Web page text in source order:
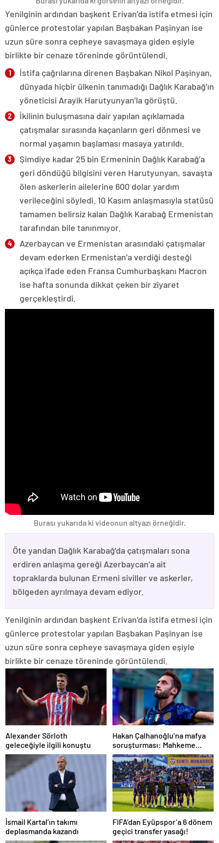
Yenilginin ardından başkent Erivan’da istifa etmesi için
günlerce protestolar yapılan Başbakan Paşinyan ise
uzun süre sonra cepheye savaşmaya giden eşiyle
birlikte bir cenaze töreninde görüntülendi.
İstifa çağrılarına direnen Başbakan Nikol Paşinyan,
dünyada hiçbir ülkenin tanımadığı Dağlık Karabağ’ın
yöneticisi Arayik Harutyunyan’la görüştü.
İkilinin buluşmasına dair yapılan açıklamada
çatışmalar sırasında kaçanların geri dönmesi ve
normal yaşamın başlaması masaya yatırıldı.
Şimdiye kadar 25 bin Ermeninin Dağlık Karabağ’a
geri döndüğü bilgisini veren Harutyunyan, savaşta
ölen askerlerin ailelerine 600 dolar yardım
verileceğini söyledi. 10 Kasım anlaşmasıyla statüsü
tamamen belirsiz kalan Dağlık Karabağ Ermenistan
tarafından bile tanınmıyor.
Azerbaycan ve Ermenistan arasındaki çatışmalar
devam ederken Ermenistan’a verdiği desteği
açıkça ifade eden Fransa Cumhurbaşkanı Macron
ise hafta sonunda dikkat çeken bir ziyaret
gerçekleştirdi.
Burası yukarıda ki videonun altyazı örneğidir.
Öte yandan Dağlık Karabağ’da çatışmaları sona
erdiren anlaşma gereği Azerbaycan’a ait
topraklarda bulunan Ermeni siviller ve askerler,
bölgeden ayrılmaya devam ediyor.
Yenilginin ardından başkent Erivan’da istifa etmesi için
günlerce protestolar yapılan Başbakan Paşinyan ise
uzun süre sonra cepheye savaşmaya giden eşiyle
birlikte bir cenaze töreninde görüntülendi.
Alexander Sörloth
geleceğiyle ilgili konuştu
Hakan Çalhanoğlu’na mafya
soruşturması: Mahkeme
cezasını açıkladı
İsmail Kartal’ın takımı
deplasmanda kazandı
FIFA’dan Eyüpspor’a 6 dönem
geçici transfer yasağı!